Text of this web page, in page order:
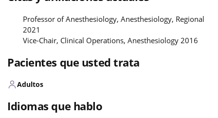
Professor of Anesthesiology, Anesthesiology, Regional
2021
Vice-Chair, Clinical Operations, Anesthesiology 2016
Pacientes que usted trata
Adultos
Idiomas que hablo